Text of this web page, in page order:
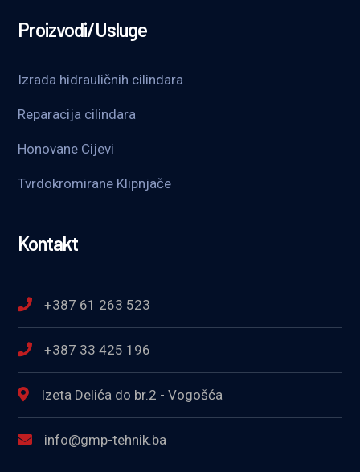
Proizvodi/Usluge
Izrada hidrauličnih cilindara
Reparacija cilindara
Honovane Cijevi
Tvrdokromirane Klipnjače
Kontakt
+387 61 263 523
+387 33 425 196
Izeta Delića do br.2 - Vogošća
info@gmp-tehnik.ba